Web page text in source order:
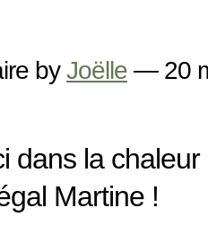
byJoëlle — 20
dans la chaleur
Martine !